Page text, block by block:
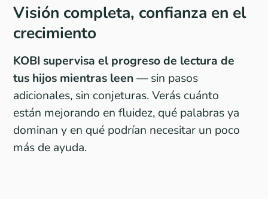
Visión completa, confianza en el
crecimiento
KOBI supervisa el progreso de lectura de
tus hijos mientras leen— sin pasos
adicionales, sin conjeturas. Verás cuánto
están mejorando en fluidez, qué palabras ya
dominan y en qué podrían necesitar un poco
más de ayuda.